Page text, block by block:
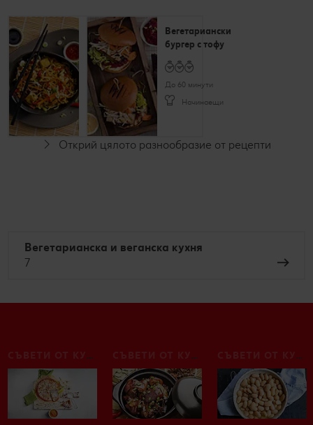
Нудели с
тофу
До 60 минути
Начинаещи
Вегетариански
бургер с тофу
До 60 минути
Начинаещи
Открий цялото разнообразие от рецепти
Вегетарианска и веганска кухня
7
СЪВЕТИ ОТ КУХНЯТА СЪВЕТИ ОТ КУХНЯТА СЪВЕТИ ОТ КУХНЯТА